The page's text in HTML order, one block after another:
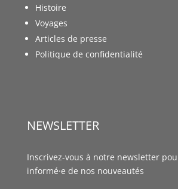
Histoire
Voyages
Articles de presse
Politique de confidentialité
NEWSLETTER
Inscrivez-vous à notre newsletter
informé·e de nos nouveautés